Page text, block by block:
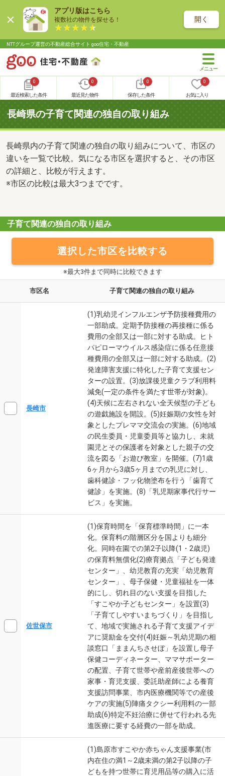
アプリ版はこちら
複数社の物件を探せる！ 開く
NTTグループ運営の不動産総合サイト goo住宅・不動産
0
最近検索した条件
0
最近見た物件
0
保存した条件
0
お気に入り
長崎県の子育て関連の独自の取り組み
長崎県内の子育て関連の独自の取り組みについて、市区の
違いを一覧で比較。気になる市区を選択すると、その市区
の詳細と、比較が行えます。
※市区の比較は最大3つまでです。
子育て関連の独自の取り組み
選択した市区を比較する
※最大3件まで同時に比較できます
市区名 子育て関連の独自の取り組み
長崎市
(1)乳幼児インフルエンザ予防接種費用の
一部助成。定期予防接種の再接種に係る
費用の全部又は一部に対する助成。ヒト
パピローマウイルス感染症に係る任意接
種費用の全部又は一部に対する助成。(2)
発達障害支援に特化した子育て支援セン
ターの設置。(3)放課後児童クラブ利用料
減免(一定の条件を満たす世帯が対象)。
(4)天候に左右されない全天候型の子ども
の遊戯施設を開設。(5)妊娠期の女性を対
象としたプレママ交流会の実施。(6)地域
の民生委員・児童委員等と協力し、未就
園児とその保護者を対象とした親子の交
流を図る「お遊び教室」を開催。(7)1歳
6ヶ月から3歳5ヶ月までの乳児に対し、
歯科健診・フッ化物塗布を行う「歯育て
健診」を実施。(8)「乳児期家事代行サー
ビス」を実施。
佐世保市
(1)保育時間を「保育標準時間」に一本
化。保育料の階層区分を国よりも細分
化。同時在園での第2子以降(1・2歳児)
の保育料無償化(2)療育拠点「子ども発達
センター」、幼児教育の充実「幼児教育
センター」、母子保健・児童福祉を一体
的にし、切れ目のない支援を目指した
「すこやか子どもセンター」を設置(3)
「子育てしやすいまちづくり」を目指し
て、地域で実施される子育て支援アイデ
アに奨励金を交付(4)妊娠～乳幼児期の相
談窓口「ままんちさせぼ」を設置し母子
保健コーディネーター、ママサポーター
の配置、子育て世帯や産前産後世帯への
家事・育児支援、委託助産師による養育
支援訪問事業、市内医療機関等での産後
ケアの実施(5)陣痛タクシー利用料の一部
助成(6)特定不妊治療に併せて行われる先
進医療に要する経費の一部を助成。
(1)島原市すこやか赤ちゃん支援事業(市
内在住の満1～2歳未満の第2子以降の子
どもを持つ世帯に育児用品等の購入に活